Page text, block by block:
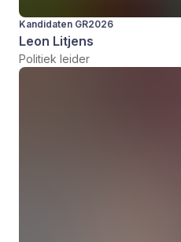
Kandidaten GR2026
Leon Litjens
Politiek leider